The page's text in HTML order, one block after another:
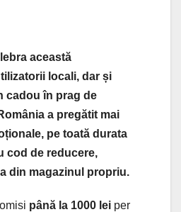
această
locali, dar și
cadou în prag de
a pregătit mai
pe toată durata
cod de reducere,
din magazinul propriu.
până la 1000 lei per